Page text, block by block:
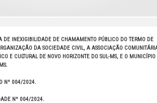
DE INEXIGIBILIDADE DE CHAMAMENTO PÚBLICO DO TERMO DE
DA SOCIEDADE CIVIL, A ASSOCIAÇÃO
E CULTURAL DE NOVO HORIZONTE DO SUL-MS, E O MUNICÍPIO
Nº 004/2024.
Nº 004/2024.